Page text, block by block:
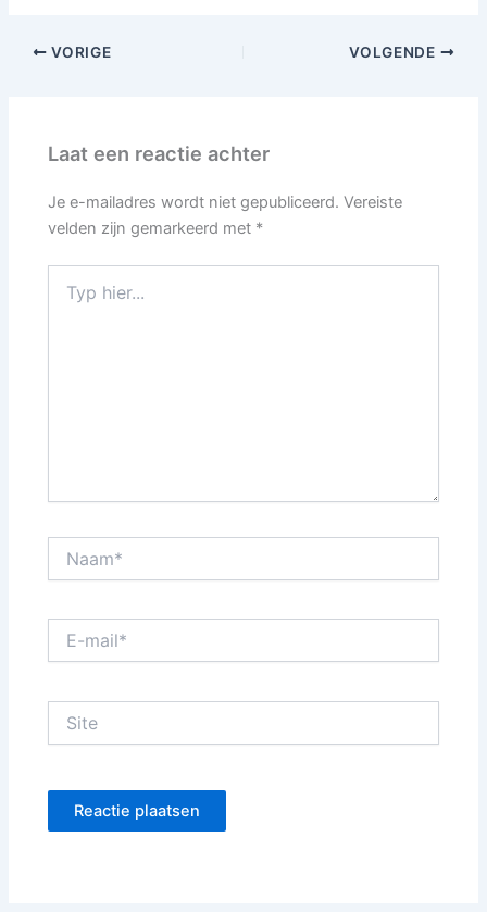
VORIGE VOLGENDE
Laat een reactie achter
Je e-mailadres wordt niet gepubliceerd. Vereiste
velden zijn gemarkeerd met *
hier...
mail*